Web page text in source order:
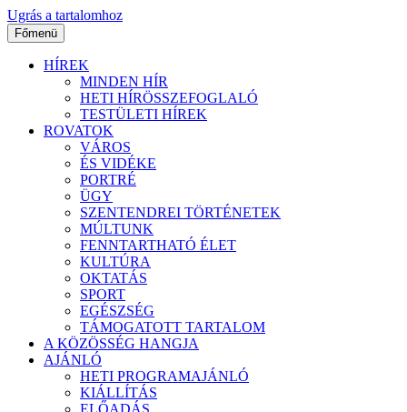
Ugrás a tartalomhoz
Főmenü
HÍREK
MINDEN HÍR
HETI HÍRÖSSZEFOGLALÓ
TESTÜLETI HÍREK
ROVATOK
VÁROS
ÉS VIDÉKE
PORTRÉ
ÜGY
SZENTENDREI TÖRTÉNETEK
MÚLTUNK
FENNTARTHATÓ ÉLET
KULTÚRA
OKTATÁS
SPORT
EGÉSZSÉG
TÁMOGATOTT TARTALOM
A KÖZÖSSÉG HANGJA
AJÁNLÓ
HETI PROGRAMAJÁNLÓ
KIÁLLÍTÁS
ELŐADÁS